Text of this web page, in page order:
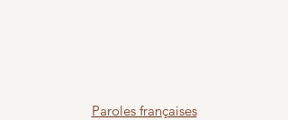
Paroles françaises